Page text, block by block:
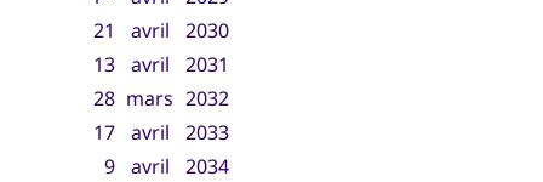
21
avril
2030
13
avril
2031
28 mars 2032
17
avril
2033
9
avril
2034